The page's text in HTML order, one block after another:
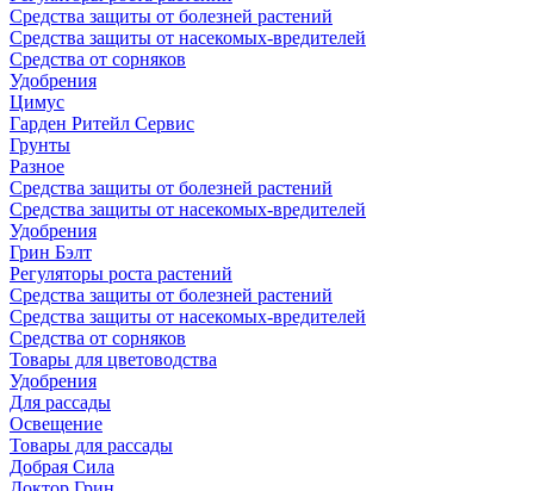
Средства защиты от болезней растений
Средства защиты от насекомых-вредителей
Средства от сорняков
Удобрения
Цимус
Гарден Ритейл Сервис
Грунты
Разное
Средства защиты от болезней растений
Средства защиты от насекомых-вредителей
Удобрения
Грин Бэлт
Регуляторы роста растений
Средства защиты от болезней растений
Средства защиты от насекомых-вредителей
Средства от сорняков
Товары для цветоводства
Удобрения
Для рассады
Освещение
Товары для рассады
Добрая Сила